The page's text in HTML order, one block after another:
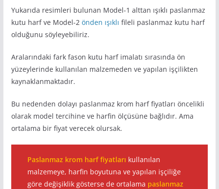
Yukarıda resimleri bulunan Model-1 alttan ışıklı paslanmaz
kutu harf ve Model-2 önden ışıklı fileli paslanmaz kutu harf
olduğunu söyleyebiliriz.
Aralarındaki fark fason kutu harf imalatı sırasında ön
yüzeylerinde kullanılan malzemeden ve yapılan işçilikten
kaynaklanmaktadır.
Bu nedenden dolayı paslanmaz krom harf fiyatları öncelikli
olarak model tercihine ve harfin ölçüsüne bağlıdır. Ama
ortalama bir fiyat verecek olursak.
Paslanmaz krom harf fiyatları kullanılan
malzemeye, harfin boyutuna ve yapılan işçiliğe
göre değişiklik gösterse de ortalama paslanmaz